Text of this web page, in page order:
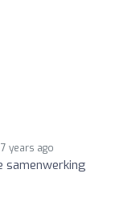
7 years ago
samenwerking